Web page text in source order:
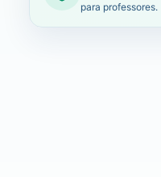
para professores.